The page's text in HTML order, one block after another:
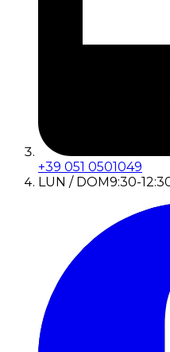
+39 051 0501049
LUN / DOM9:30-